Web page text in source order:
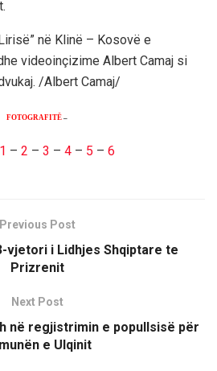
në Klinë – Kosovë e
videoinçizime Albert Camaj si
/Albert Camaj/
FOTOGRAFITË –
1 – 2 – 3 – 4 – 5 – 6
Previous Post
vjetori i Lidhjes Shqiptare te
Prizrenit
Next Post
në regjistrimin e popullsisë për
e Ulqinit